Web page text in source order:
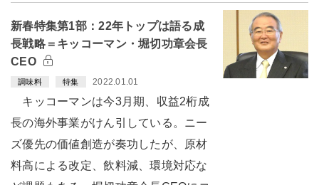
新春特集第1部：22年トップは語る成
長戦略＝キッコーマン・堀切功章会長
CEO
調味料 特集 2022.01.01
キッコーマンは今3月期、収益2桁成
長の海外事業がけん引している。ニー
ズ優先の価値創造が奏功したが、原材
料高による改定、飲料減、環境対応な